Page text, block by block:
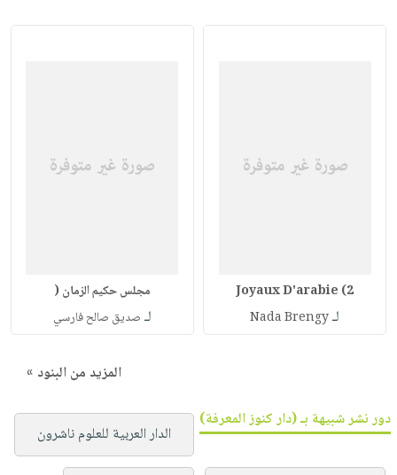
Joyaux D'arabie (2
لـNada Brengy
مجلس حكيم الزمان (
لـ صديق صالح فارسي
المزيد من البنود »
دور نشر شبيهة بـ (دار كنوز المعرفة)
الدار العربية للعلوم ناشرون